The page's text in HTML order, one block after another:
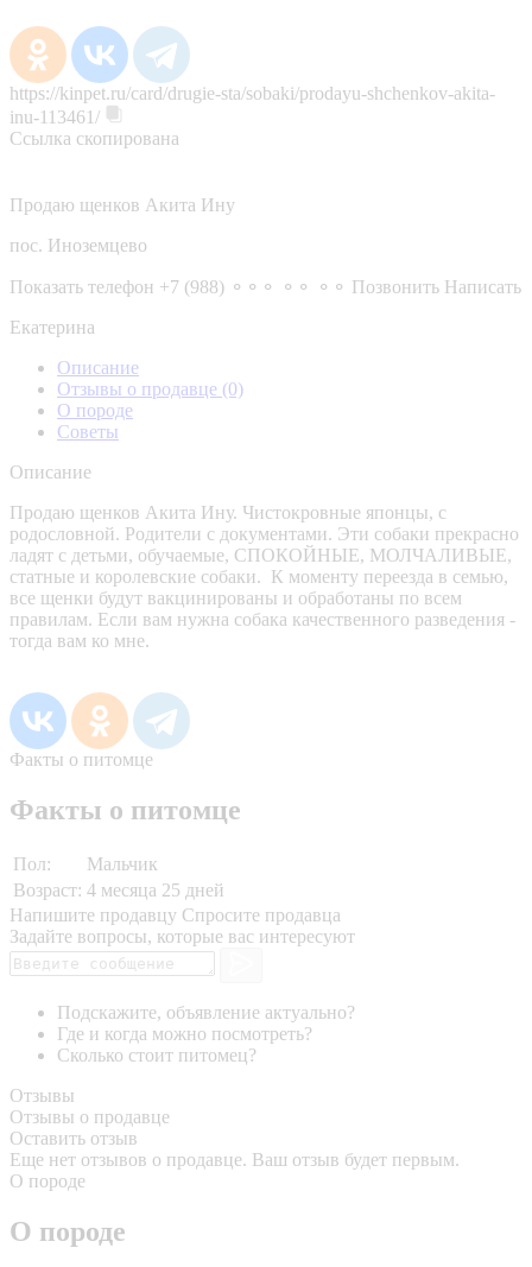
https://kinpet.ru/card/drugie-sta/sobaki/prodayu-shchenkov-akita-
inu-113461/
Ссылка скопирована
Продаю щенков Акита Ину
пос. Иноземцево
Показать телефон +7 (988) ⚬⚬⚬ ⚬⚬ ⚬⚬ Позвонить Написать
Екатерина
Описание
Отзывы о продавце (0)
О породе
Советы
Описание
Продаю щенков Акита Ину. Чистокровные японцы, с
родословной. Родители с документами. Эти собаки прекрасно
ладят с детьми, обучаемые, СПОКОЙНЫЕ, МОЛЧАЛИВЫЕ,
статные и королевские собаки. К моменту переезда в семью,
все щенки будут вакцинированы и обработаны по всем
правилам. Если вам нужна собака качественного разведения -
тогда вам ко мне.
Факты о питомце
Факты о питомце
Пол:
Мальчик
Возраст: 4 месяца 25 дней
Напишите продавцу Спросите продавца
Задайте вопросы, которые вас интересуют
Подскажите, объявление актуально?
Где и когда можно посмотреть?
Сколько стоит питомец?
Отзывы
Отзывы о продавце
Оставить отзыв
Еще нет отзывов о продавце. Ваш отзыв будет первым.
О породе
О породе